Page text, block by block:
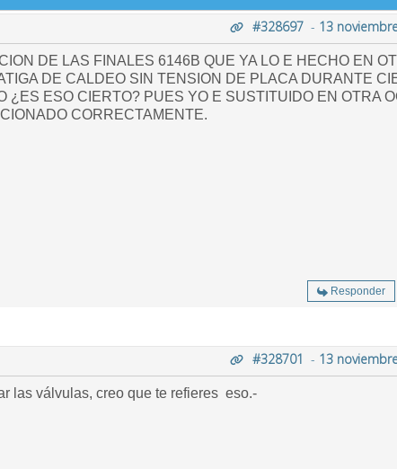
#328697 - 13
DE LAS FINALES 6146B QUE YA LO E HECHO EN
DE CALDEO SIN TENSION DE PLACA DURANTE
ESO CIERTO? PUES YO E SUSTITUIDO EN OTRA
CORRECTAMENTE.
Responder
#328701 - 13
las válvulas, creo que te refieres eso.-